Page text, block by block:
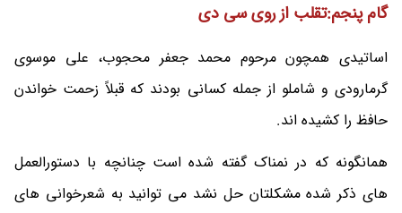
گام پنجم:تقلب از روی سی دی
اساتیدی همچون مرحوم محمد جعفر محجوب، علی موسوی
گرمارودی و شاملو از جمله کسانی بودند که قبلاً زحمت خواندن
حافظ را کشیده اند.
همانگونه که در نمناک گفته شده است چنانچه با دستورالعمل
های ذکر شده مشکلتان حل نشد می توانید به شعرخوانی های